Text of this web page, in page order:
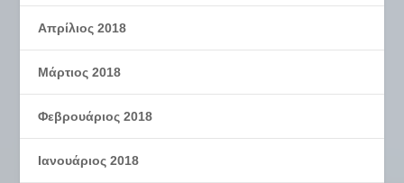
Απρίλιος 2018
Μάρτιος 2018
Φεβρουάριος 2018
Ιανουάριος 2018